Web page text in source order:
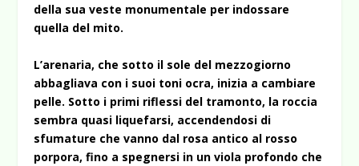
della sua veste monumentale per indossare
quella del mito.
L’arenaria, che sotto il sole del mezzogiorno
abbagliava con i suoi toni ocra, inizia a cambiare
pelle. Sotto i primi riflessi del tramonto, la roccia
sembra quasi liquefarsi, accendendosi di
sfumature che vanno dal rosa antico al rosso
porpora, fino a spegnersi in un viola profondo che